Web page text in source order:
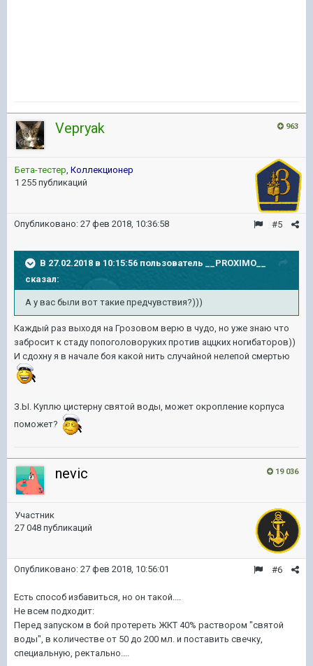
963
Vepryak
Бета-тестер, Коллекционер
1 255 публикаций
#5
Опубликовано: 27 фев 2018, 10:36:58
В 27.02.2018 в 10:15:56 пользователь
__PROXIMO__
сказал:
А у вас были вот такие предчувствия?)))
Каждый раз выходя на Грозовом верю в чудо, но уже знаю что
забросит к стаду попоголоворуких против аццких ногибаторов))
И сдохну я в начале боя какой нить случайной нелепой смертью
З.Ы. Куплю цистерну святой воды, может окропление корпуса
поможет?
19 036
nevic
Участник
27 048 публикаций
#6
Опубликовано: 27 фев 2018, 10:56:01
Есть способ избавиться, но он такой....
Не всем подходит:
Перед запуском в бой протереть ЖКТ 40% раствором "святой
воды", в количестве от 50 до 200 мл. и поставить свечку,
специальную, ректально....